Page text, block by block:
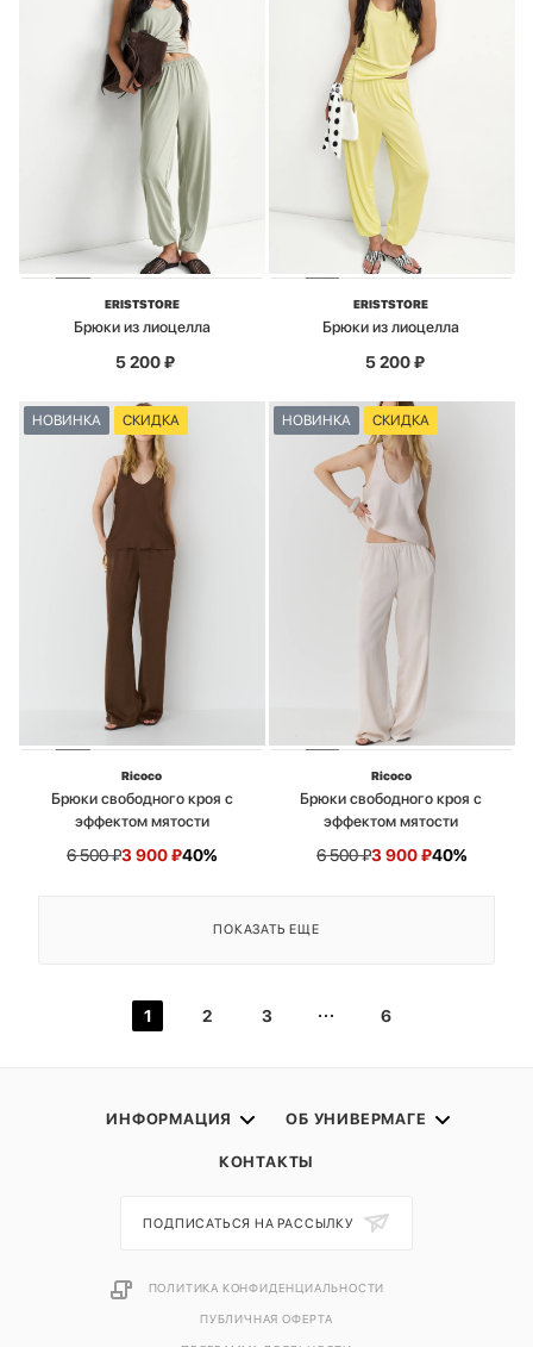
ERISTSTORE
Брюки из лиоцелла
5 200₽
ERISTSTORE
Брюки из лиоцелла
5 200₽
НОВИНКА СКИДКА
Ricoco
Брюки свободного кроя с
эффектом мятости
6 500₽3 900₽40%
НОВИНКА СКИДКА
Ricoco
Брюки свободного кроя с
эффектом мятости
6 500₽3 900₽40%
ПОКАЗАТЬ ЕЩЕ
1 2 3 6
ИНФОРМАЦИЯ ОБ УНИВЕРМАГЕ
КОНТАКТЫ
ПОДПИСАТЬСЯ НА РАССЫЛКУ
ПОЛИТИКА КОНФИДЕНЦИАЛЬНОСТИ
ПУБЛИЧНАЯ ОФЕРТА